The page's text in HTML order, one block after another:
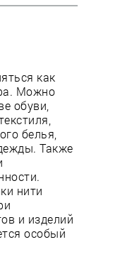
как
Можно
обуви,
белья,
Также
нити
и изделий
особый